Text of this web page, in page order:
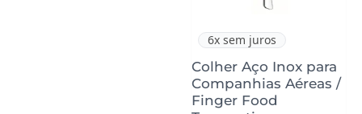
6x sem juros
Colher Aço Inox para
Companhias Aéreas /
Finger Food